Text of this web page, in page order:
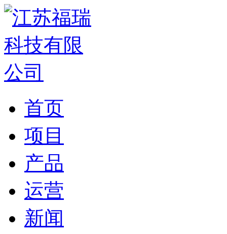
首页
项目
产品
运营
新闻